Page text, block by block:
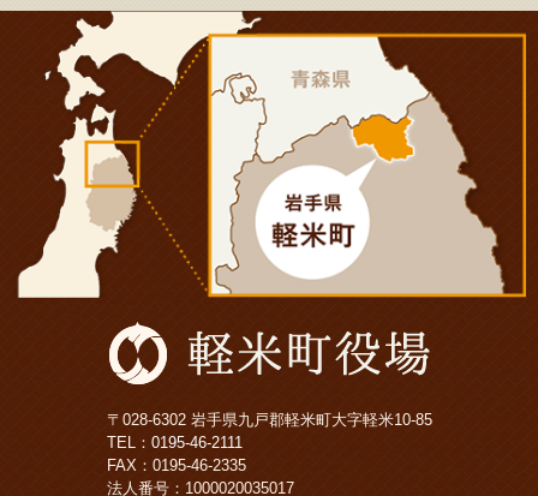
〒028-6302 岩手県九戸郡軽米町大字軽米10-85
TEL： 0195-46-2111
FAX：0195-46-2335
法人番号：1000020035017